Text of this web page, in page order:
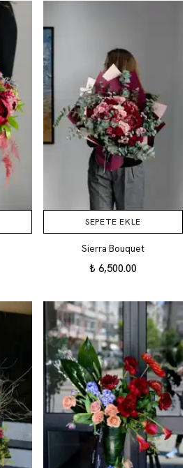
SEPETE EKLE
Sierra Bouquet
₺ 6,500.00